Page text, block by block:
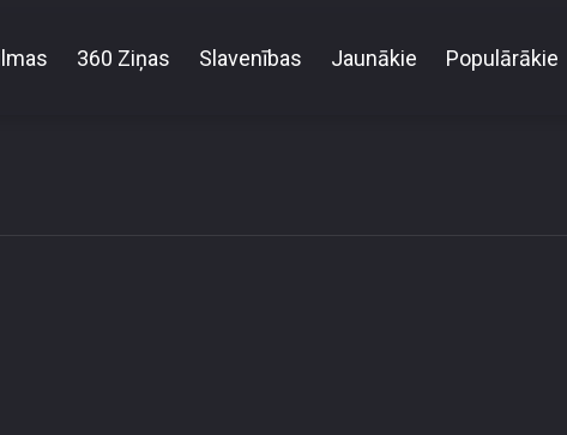
360 Ziņas Slavenības Jaunākie Populārākie